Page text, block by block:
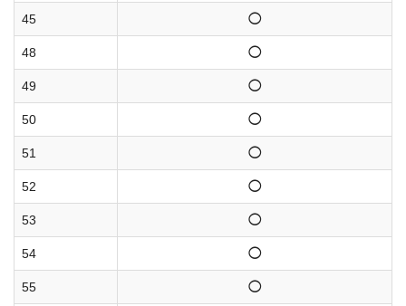
45 ◯
48 ◯
49 ◯
50 ◯
51 ◯
52 ◯
53 ◯
54 ◯
55 ◯